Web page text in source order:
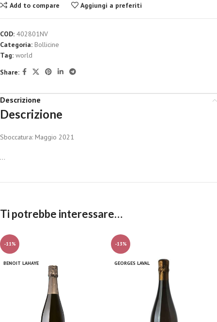
Add to compare Aggiungi a preferiti
COD: 402801NV
Categoria: Bollicine
Tag: world
Share:
Descrizione
Descrizione
Sboccatura: Maggio 2021
...
Ti potrebbe interessare…
-11%
BENOIT LAHAYE
-13%
GEORGES LAVAL